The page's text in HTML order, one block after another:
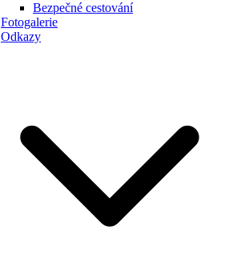
Bezpečné cestování
Fotogalerie
Odkazy